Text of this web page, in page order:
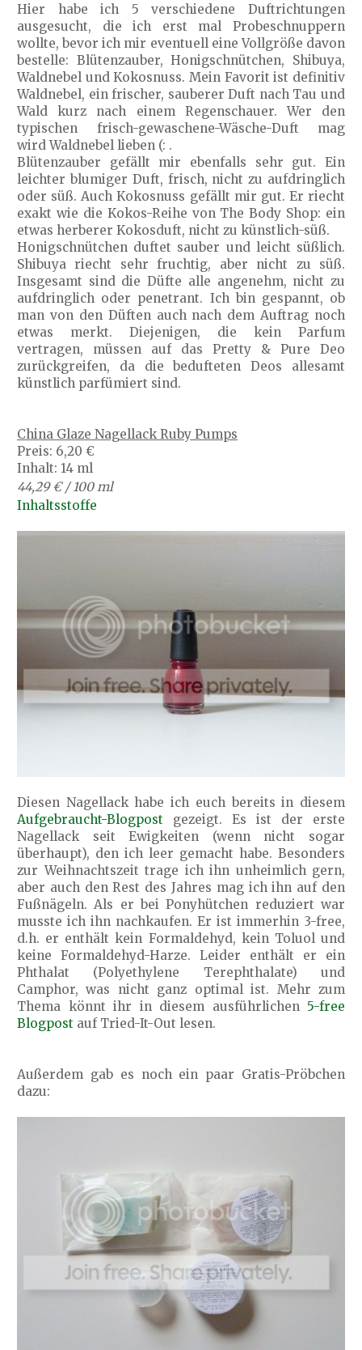
Hier habe ich 5 verschiedene Duftrichtungen
ausgesucht, die ich erst mal Probeschnuppern
wollte, bevor ich mir eventuell eine Vollgröße davon
bestelle: Blütenzauber, Honigschnütchen, Shibuya,
Waldnebel und Kokosnuss. Mein Favorit ist definitiv
Waldnebel, ein frischer, sauberer Duft nach Tau und
Wald kurz nach einem Regenschauer. Wer den
typischen frisch-gewaschene-Wäsche-Duft mag
wird Waldnebel lieben (: .
Blütenzauber gefällt mir ebenfalls sehr gut. Ein
leichter blumiger Duft, frisch, nicht zu aufdringlich
oder süß. Auch Kokosnuss gefällt mir gut. Er riecht
exakt wie die Kokos-Reihe von The Body Shop: ein
etwas herberer Kokosduft, nicht zu künstlich-süß.
Honigschnütchen duftet sauber und leicht süßlich.
Shibuya riecht sehr fruchtig, aber nicht zu süß.
Insgesamt sind die Düfte alle angenehm, nicht zu
aufdringlich oder penetrant. Ich bin gespannt, ob
man von den Düften auch nach dem Auftrag noch
etwas merkt. Diejenigen, die kein Parfum
vertragen, müssen auf das Pretty & Pure Deo
zurückgreifen, da die bedufteten Deos allesamt
künstlich parfümiert sind.
China Glaze Nagellack Ruby Pumps
Preis: 6,20 €
Inhalt: 14 ml
44,29 € / 100 ml
Inhaltsstoffe
Diesen Nagellack habe ich euch bereits in diesem
Aufgebraucht-Blogpost gezeigt. Es ist der erste
Nagellack seit Ewigkeiten (wenn nicht sogar
überhaupt), den ich leer gemacht habe. Besonders
zur Weihnachtszeit trage ich ihn unheimlich gern,
aber auch den Rest des Jahres mag ich ihn auf den
Fußnägeln. Als er bei Ponyhütchen reduziert war
musste ich ihn nachkaufen. Er ist immerhin 3-free,
d.h. er enthält kein Formaldehyd, kein Toluol und
keine Formaldehyd-Harze. Leider enthält er ein
Phthalat (Polyethylene Terephthalate) und
Camphor, was nicht ganz optimal ist. Mehr zum
Thema könnt ihr in diesem ausführlichen 5-free
Blogpost auf Tried-It-Out lesen.
Außerdem gab es noch ein paar Gratis-Pröbchen
dazu: